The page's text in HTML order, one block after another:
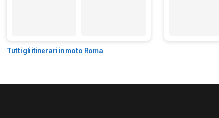
Tutti gli itinerari in moto Roma